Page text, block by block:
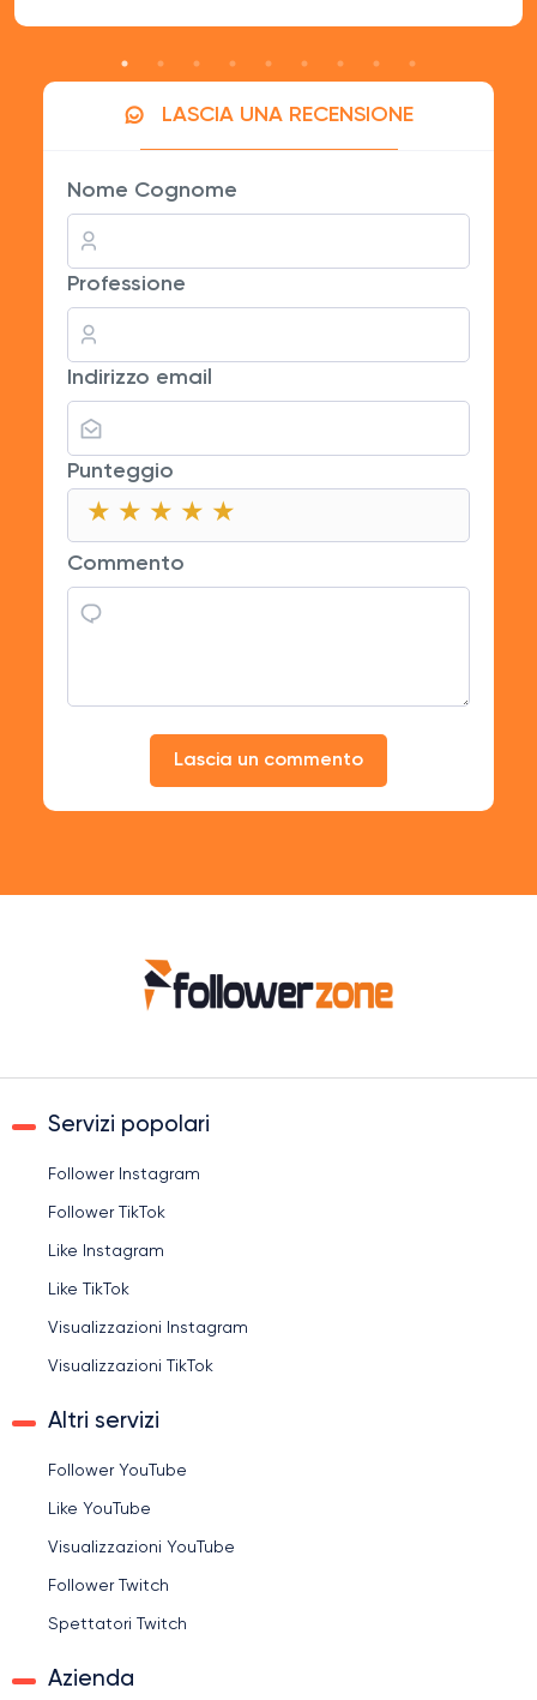
LASCIA UNA RECENSIONE
Nome Cognome
Professione
Indirizzo email
Punteggio
★
★ ★
★ ★ ★
★ ★ ★ ★
★ ★ ★ ★ ★
Commento
Lascia un commento
Servizi popolari
Follower Instagram
Follower TikTok
Like Instagram
Like TikTok
Visualizzazioni Instagram
Visualizzazioni TikTok
Altri servizi
Follower YouTube
Like YouTube
Visualizzazioni YouTube
Follower Twitch
Spettatori Twitch
Azienda